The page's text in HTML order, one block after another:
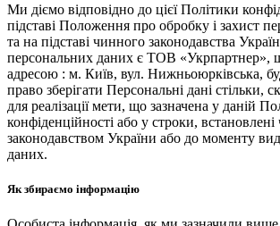
Ми діємо відповідно до цієї Політики
підставі Положення про обробку і захист
та на підставі чинного законодавства
персональних даних є ТОВ «Укрпартнер»,
адресою : м. Київ, вул. Нижньоюркiвська,
право зберігати Персональні дані стільки,
для реалізації мети, що зазначена у даній
конфіденційності або у строки,
законодавством України або до моменту
даних.
Як збираємо інформацію